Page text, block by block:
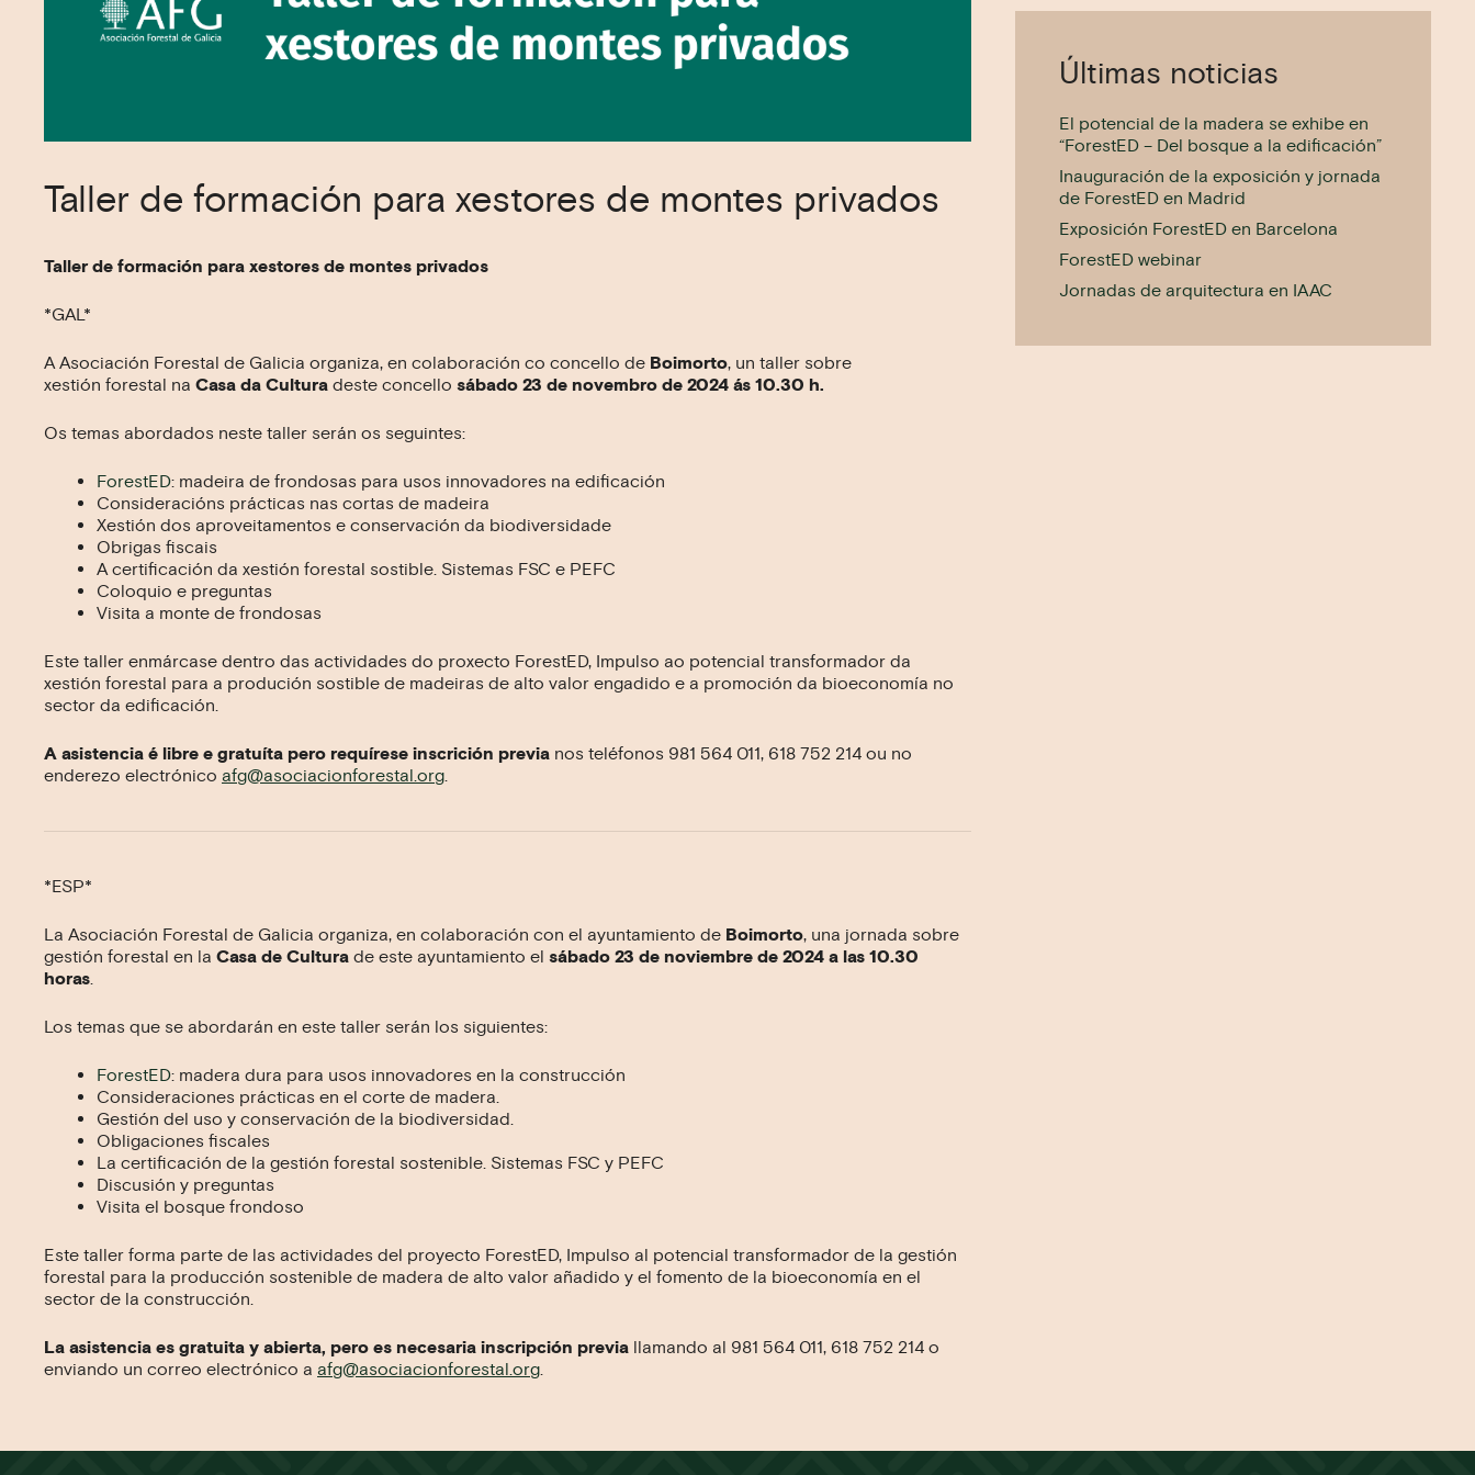
Taller de formación para xestores de montes privados
Taller de formación para xestores de montes privados
*GAL*
A Asociación Forestal de Galicia organiza, en colaboración co concello de Boimorto, un taller sobre
xestión forestal na Casa da Cultura deste concello sábado 23 de novembro de 2024 ás 10.30 h.
Os temas abordados neste taller serán os seguintes:
ForestED: madeira de frondosas para usos innovadores na edificación
Consideracións prácticas nas cortas de madeira
Xestión dos aproveitamentos e conservación da biodiversidade
Obrigas fiscais
A certificación da xestión forestal sostible. Sistemas FSC e PEFC
Coloquio e preguntas
Visita a monte de frondosas
Este taller enmárcase dentro das actividades do proxecto ForestED, Impulso ao potencial transformador da
xestión forestal para a produción sostible de madeiras de alto valor engadido e a promoción da bioeconomía no
sector da edificación.
A asistencia é libre e gratuíta pero requírese inscrición previa nos teléfonos 981 564 011, 618 752 214 ou no
enderezo electrónico afg@asociacionforestal.org
*ESP*
La Asociación Forestal de Galicia organiza, en colaboración con el ayuntamiento de Boimorto, una jornada sobre
gestión forestal en la Casa de Cultura de este ayuntamiento el sábado 23 de noviembre de 2024 a las 10.30
horas
Los temas que se abordarán en este taller serán los siguientes:
ForestED: madera dura para usos innovadores en la construcción
Consideraciones prácticas en el corte de madera.
Gestión del uso y conservación de la biodiversidad.
Obligaciones fiscales
La certificación de la gestión forestal sostenible. Sistemas FSC y PEFC
Discusión y preguntas
Visita el bosque frondoso
Este taller forma parte de las actividades del proyecto ForestED, Impulso al potencial transformador de la gestión
forestal para la producción sostenible de madera de alto valor añadido y el fomento de la bioeconomía en el
sector de la construcción.
La asistencia es gratuita y abierta, pero es necesaria inscripción previa llamando al 981 564 011, 618 752 214 o
enviando un correo electrónico a afg@asociacionforestal.org
Últimas noticias
El potencial de la madera se exhibe en
“ForestED – Del bosque a la edificación”
Inauguración de la exposición y jornada
de ForestED en Madrid
Exposición ForestED en Barcelona
ForestED webinar
Jornadas de arquitectura en IAAC